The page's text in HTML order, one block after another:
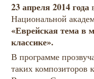
23 апреля 2014 года
Национальной
«Еврейская тема в
классике».
В программе
таких